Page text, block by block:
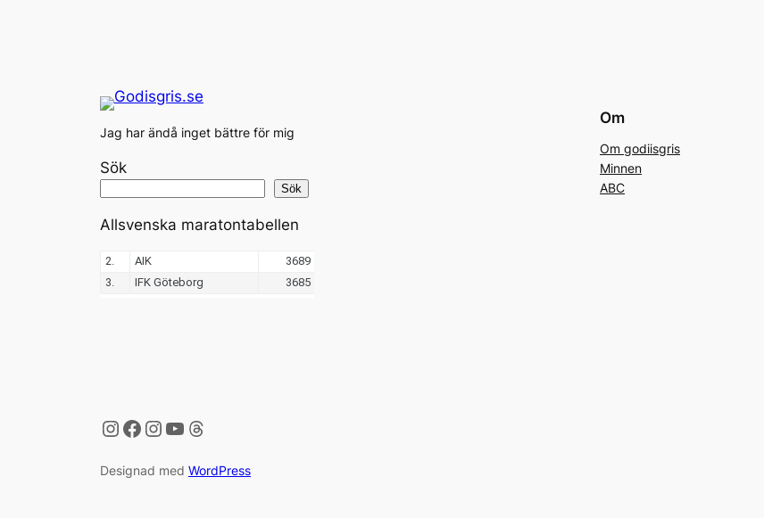
Jag har ändå inget bättre för mig
Sök
Sök
Om
Om godiisgris
Minnen
ABC
Allsvenska maratontabellen
Instagram
Facebook
Instagram
YouTube
Threads
Designad med WordPress